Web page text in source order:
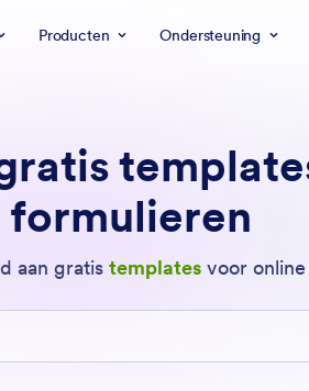
Producten Ondersteuning
formulieren
aan gratis templatesvoor online